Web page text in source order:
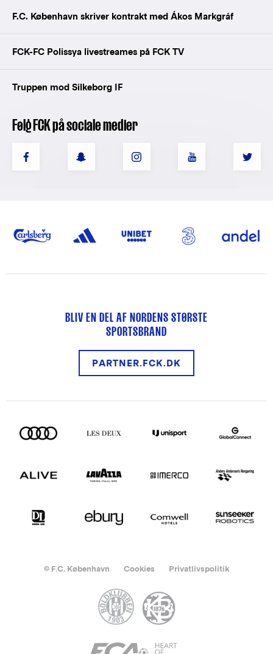
F.C. København skriver kontrakt med Ákos Markgráf
FCK-FC Polissya livestreames på FCK TV
Truppen mod Silkeborg IF
Følg FCK på sociale medier
BLIV EN DEL AF NORDENS STØRSTE
SPORTSBRAND
PARTNER.FCK.DK
© F.C. København Cookies Privatlivspolitik